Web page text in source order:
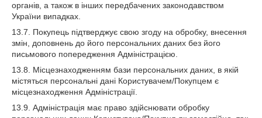
органів, а також в інших передбачених законодавством
України випадках.
13.7. Покупець підтверджує свою згоду на обробку, внесення
змін, доповнень до його персональних даних без його
письмового попередження Адміністрацією.
13.8. Місцезнаходженням бази персональних даних, в якій
містяться персональні дані Користувачем/Покупцем є
місцезнаходження Адміністрації.
13.9. Адміністрація має право здійснювати обробку